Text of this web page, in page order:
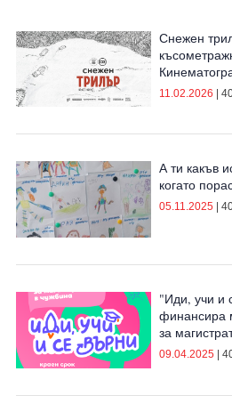
Снежен
11.02.2026 |
А ти какъв
когато
05.11.2025|
"Иди, учи и
финансира
за
09.04.2025|